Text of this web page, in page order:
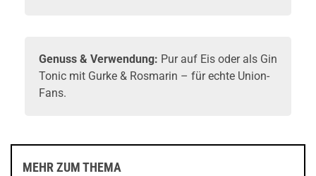
Genuss & Verwendung: Pur auf Eis oder als Gin
Tonic mit Gurke & Rosmarin – für echte Union-
Fans.
MEHR ZUM THEMA